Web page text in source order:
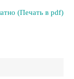
(Печать в pdf)